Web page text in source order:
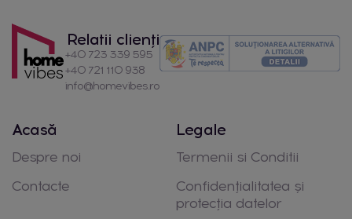
Relatii clienți
+40 723 339 595
+40 721 110 938
info@homevibes.ro
Acasă
Despre noi
Contacte
Legale
Termenii si Conditii
Confidențialitatea și
protecția datelor